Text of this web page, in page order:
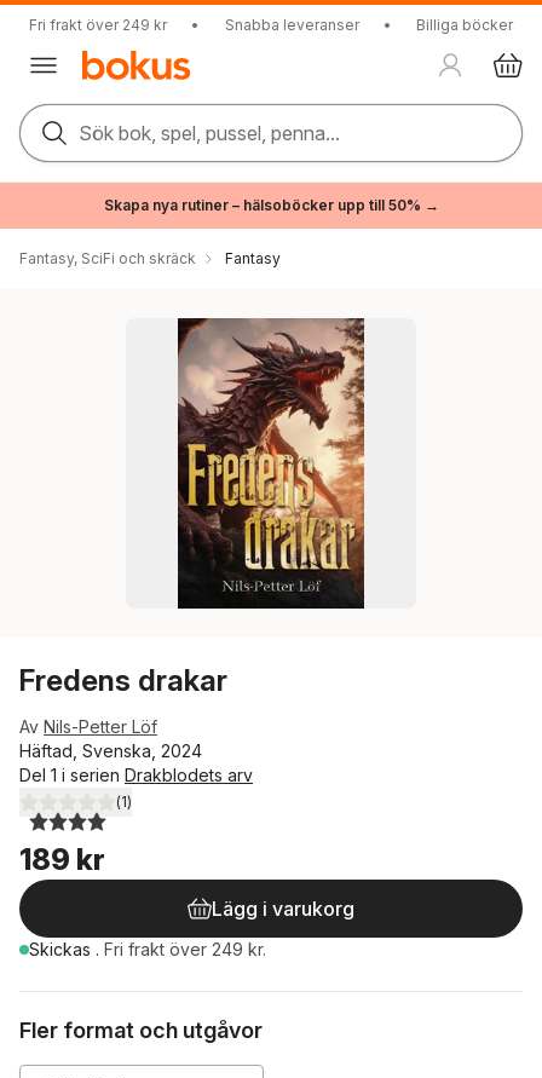
Fri frakt över 249 kr • Snabba leveranser • Billiga böcker
Sök bok, spel, pussel, penna...
Skapa nya rutiner – hälsoböcker upp till 50% →
Fantasy, SciFi och skräck Fantasy
Fredens drakar
Av Nils-Petter Löf
Häftad, Svenska, 2024
Del 1 i serien Drakblodets arv
4,0utav 5 stjärnor. Totalt antal röster:
(1)
189 kr
Lägg i varukorg
Skickas . Fri frakt över 249 kr.
Fler format och utgåvor